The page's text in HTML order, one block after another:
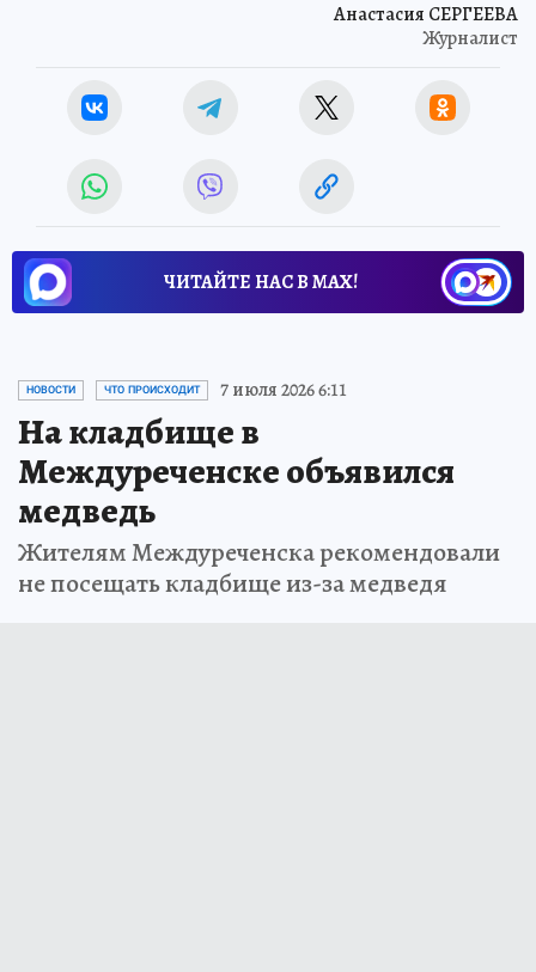
Анастасия СЕРГЕЕВА
Журналист
ЧИТАЙТЕ НАС В МАХ!
НОВОСТИ ЧТО ПРОИСХОДИТ 7 июля 2026 6:11
На кладбище в
Междуреченске объявился
медведь
Жителям Междуреченска рекомендовали
не посещать кладбище из-за медведя